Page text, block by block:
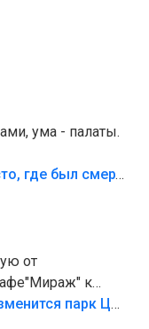
ума - палаты.
«Попал на пику»: СК показал место, где был смертельно травмирован ребенок в Тольятти
от
к
бордюры
Глава Тольятти рассказал, как изменится парк Центрального района